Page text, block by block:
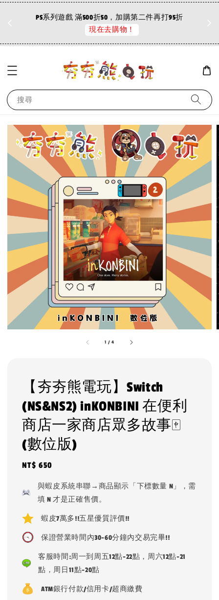
PS系列遊戲 滿500折50，加購第二件再打95折
現在去購物！
搜尋
1 /4
【夯夯熊電玩】Switch
(NS&NS2) inKONBINI 在便利
商店一家商店眾多故事🀄
(數位版)
Regular
NT$ 650
與蝦皮系統串聯→商品顯示「下標數量 N」，需
填 N 才是正確售價。
蝦皮7萬多!!五星優質評價!!
保證營業時間內30-60分鐘內交易完畢!!
客服時間:周一到周五12點-22點，周六12點-21
點，周日11點-20點
ATM銀行付款/信用卡/超商繳費
哲***added to cart
2 小時前